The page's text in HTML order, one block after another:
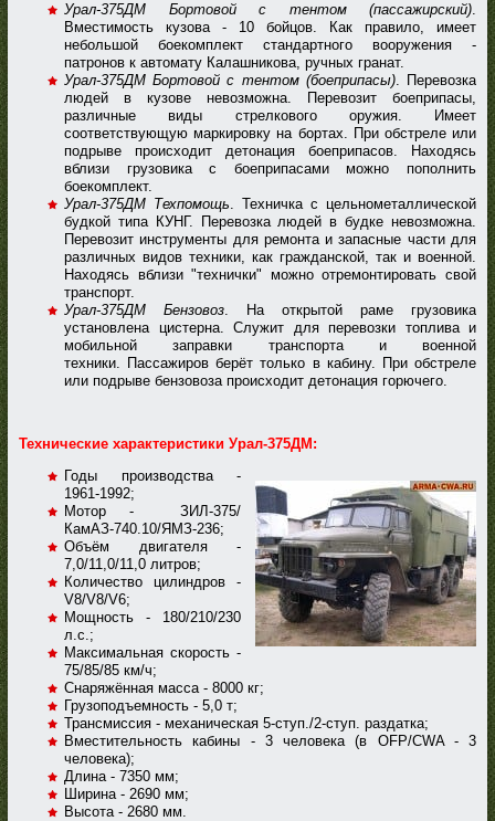
Урал-375ДМ Бортовой с тентом (пассажирский).
Вместимость кузова - 10 бойцов. Как правило, имеет
небольшой боекомплект стандартного вооружения -
патронов к автомату Калашникова, ручных гранат.
Урал-375ДМ Бортовой с тентом (боеприпасы). Перевозка
людей в кузове невозможна. Перевозит боеприпасы,
различные виды стрелкового оружия. Имеет
соответствующую маркировку на бортах. При обстреле или
подрыве происходит детонация боеприпасов. Находясь
вблизи грузовика с боеприпасами можно пополнить
боекомплект.
Урал-375ДМ Техпомощь. Техничка с цельнометаллической
будкой типа КУНГ. Перевозка людей в будке невозможна.
Перевозит инструменты для ремонта и запасные части для
различных видов техники, как гражданской, так и военной.
Находясь вблизи "технички" можно отремонтировать свой
транспорт.
Урал-375ДМ Бензовоз. На открытой раме грузовика
установлена цистерна. Служит для перевозки топлива и
мобильной заправки транспорта и военной
техники. Пассажиров берёт только в кабину. При обстреле
или подрыве бензовоза происходит детонация горючего.
Технические характеристики Урал-375ДМ:
Годы производства -
1961-1992;
Мотор - ЗИЛ-375/
КамАЗ-740.10/ЯМЗ-236;
Объём двигателя -
7,0/11,0/11,0 литров;
Количество цилиндров -
V8/V8/V6;
Мощность - 180/210/230
л.с.;
Максимальная скорость -
75/85/85 км/ч;
Снаряжённая масса - 8000 кг;
Грузоподъемность - 5,0 т;
Трансмиссия - механическая 5-ступ./2-ступ. раздатка;
Вместительность кабины - 3 человека (в OFP/CWA - 3
человека);
Длина - 7350 мм;
Ширина - 2690 мм;
Высота - 2680 мм.